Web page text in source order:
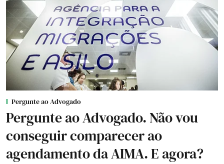
Pergunte ao Advogado
Pergunte ao Advogado. Não vou
conseguir comparecer ao
agendamento da AIMA. E agora?